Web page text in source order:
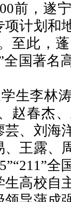
前，遂
计划和
至此，
全国著名
生李林
赵春杰
、刘海
王露、
高校自